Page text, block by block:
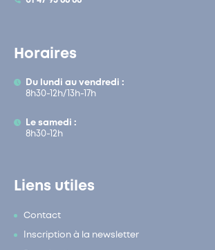
Horaires
Du lundi au vendredi :
8h30-12h/13h-17h
Le samedi :
8h30-12h
Liens utiles
Contact
Inscription à la newsletter